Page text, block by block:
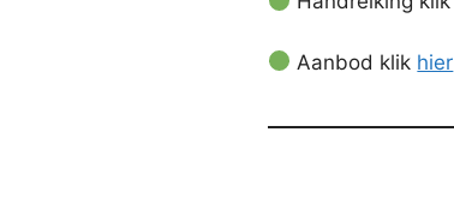
Aanbod klik hier